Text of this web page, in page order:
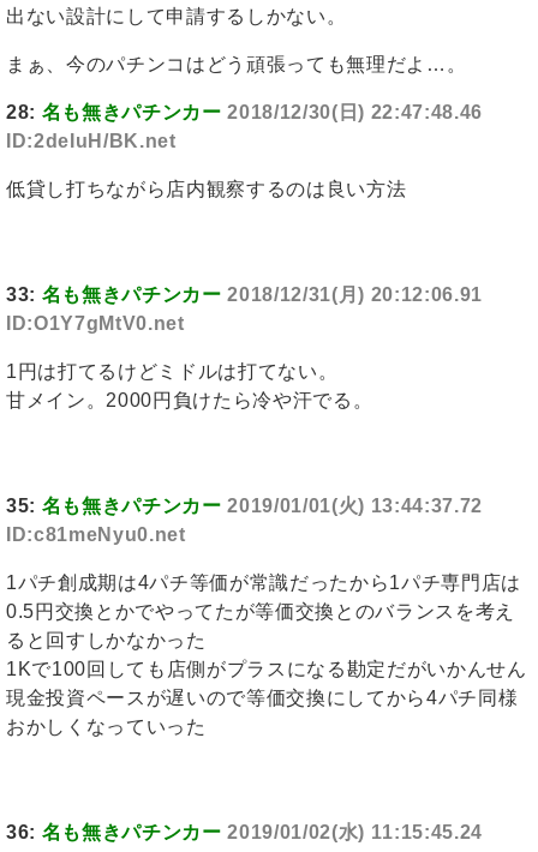
出ない設計にして申請するしかない。
まぁ、今のパチンコはどう頑張っても無理だよ…。
28: 名も無きパチンカー 2018/12/30(日) 22:47:48.46
ID:2deIuH/BK.net
低貸し打ちながら店内観察するのは良い方法
33: 名も無きパチンカー 2018/12/31(月) 20:12:06.91
ID:O1Y7gMtV0.net
1円は打てるけどミドルは打てない。
甘メイン。2000円負けたら冷や汗でる。
35: 名も無きパチンカー 2019/01/01(火) 13:44:37.72
ID:c81meNyu0.net
1パチ創成期は4パチ等価が常識だったから1パチ専門店は
0.5円交換とかでやってたが等価交換とのバランスを考え
ると回すしかなかった
1Kで100回しても店側がプラスになる勘定だがいかんせん
現金投資ペースが遅いので等価交換にしてから4パチ同様
おかしくなっていった
36: 名も無きパチンカー 2019/01/02(水) 11:15:45.24